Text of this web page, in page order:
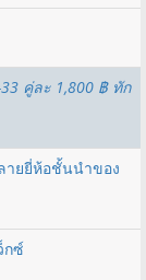
คู่ละ 1,800 ฿ ทัก
ายยี่ห้อชั้นนำของ
กซ์